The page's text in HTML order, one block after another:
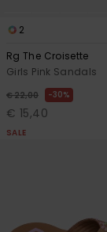
2
Rg The Croisette
Girls Pink Sandals
€ 22,00 30%
€ 15,40
SALE